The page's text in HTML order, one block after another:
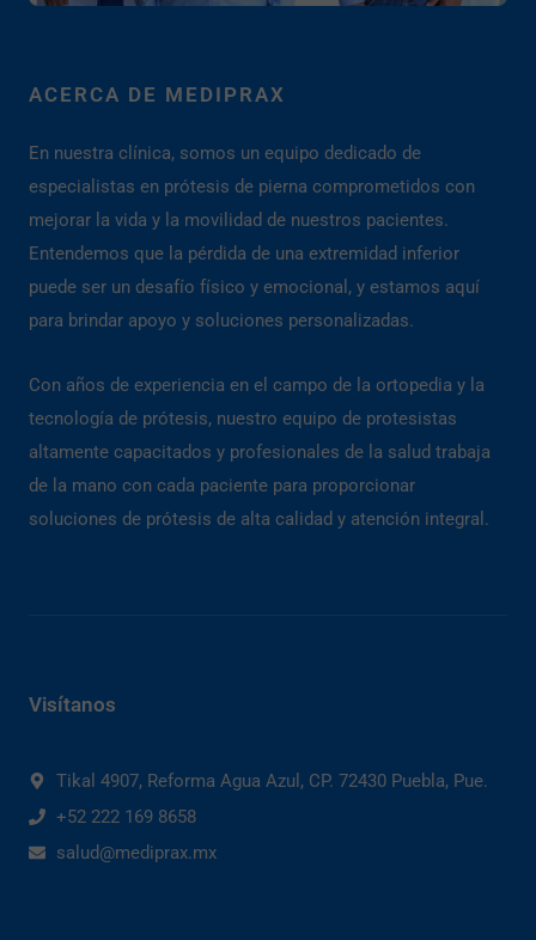
ACERCA DE MEDIPRAX
En nuestra clínica, somos un equipo dedicado de
especialistas en prótesis de pierna comprometidos con
mejorar la vida y la movilidad de nuestros pacientes.
Entendemos que la pérdida de una extremidad inferior
puede ser un desafío físico y emocional, y estamos aquí
para brindar apoyo y soluciones personalizadas.
Con años de experiencia en el campo de la ortopedia y la
tecnología de prótesis, nuestro equipo de protesistas
altamente capacitados y profesionales de la salud trabaja
de la mano con cada paciente para proporcionar
soluciones de prótesis de alta calidad y atención integral.
Visítanos
Tikal 4907, Reforma Agua Azul, CP. 72430 Puebla, Pue.
+52 222 169 8658
salud@mediprax.mx